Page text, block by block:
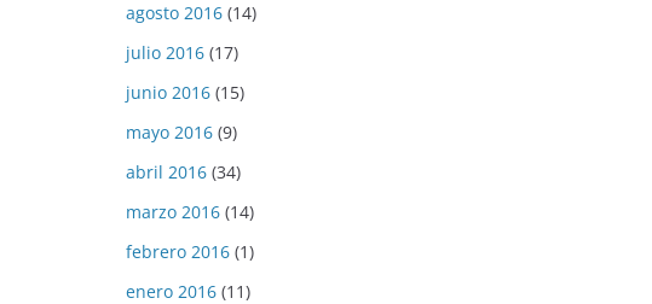
agosto 2016 (14)
julio 2016 (17)
junio 2016 (15)
mayo 2016 (9)
abril 2016 (34)
marzo 2016 (14)
febrero 2016 (1)
enero 2016 (11)